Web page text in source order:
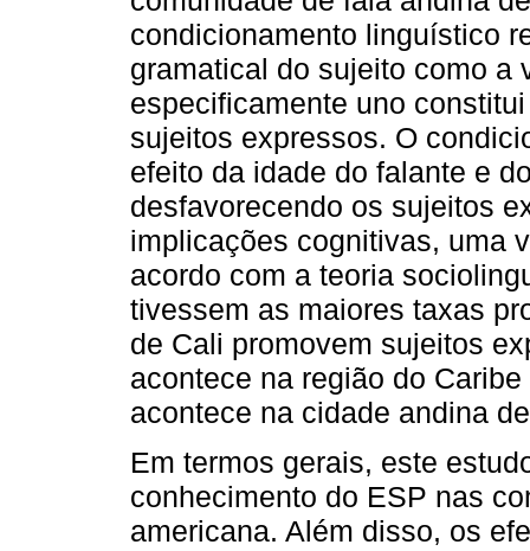
condicionamento linguístico
gramatical do sujeito como a
especificamente uno
sujeitos expressos. O
efeito da idade do falante e
desfavorecendo os sujeitos
implicações cognitivas, uma
acordo com a teoria
tivessem as maiores taxas
de Cali promovem sujeitos
acontece na região do
acontece na cidade andina
Em termos gerais, este
conhecimento do ESP nas
americana. Além disso, os